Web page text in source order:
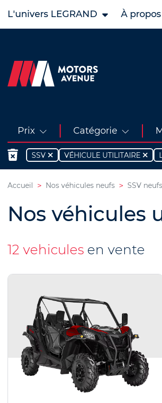
L'univers LEGRAND À propos
Prix Catégorie
SSV VÉHICULE UTILITAIRE
Accueil Nos véhicules neufs SSV neufs
Nos véhicules
12 vehicules en vente